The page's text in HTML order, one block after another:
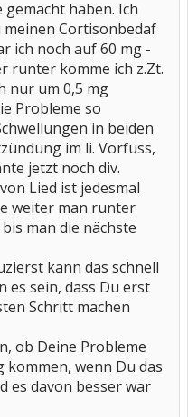
haben. Ich
Cortisonbedaf
ich noch auf 60 mg -
runter komme ich z.Zt.
nur um 0,5 mg
Probleme so
in beiden
im li. Vorfuss,
jetzt noch div.
Lied ist jedesmal
weiter man runter
man die nächste
kann das schnell
es sein, dass Du erst
Schritt machen
ob Deine Probleme
wenn Du das
es davon besser war